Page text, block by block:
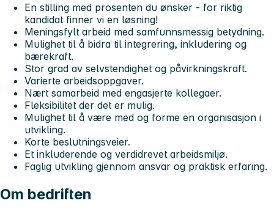
En stilling med prosenten du ønsker - for riktig
kandidat finner vi en løsning!
Meningsfylt arbeid med samfunnsmessig betydning.
Mulighet til å bidra til integrering, inkludering og
bærekraft.
Stor grad av selvstendighet og påvirkningskraft.
Varierte arbeidsoppgaver.
Nært samarbeid med engasjerte kollegaer.
Fleksibilitet der det er mulig.
Mulighet til å være med og forme en organisasjon i
utvikling.
Korte beslutningsveier.
Et inkluderende og verdidrevet arbeidsmiljø.
Faglig utvikling gjennom ansvar og praktisk erfaring.
Om bedriften